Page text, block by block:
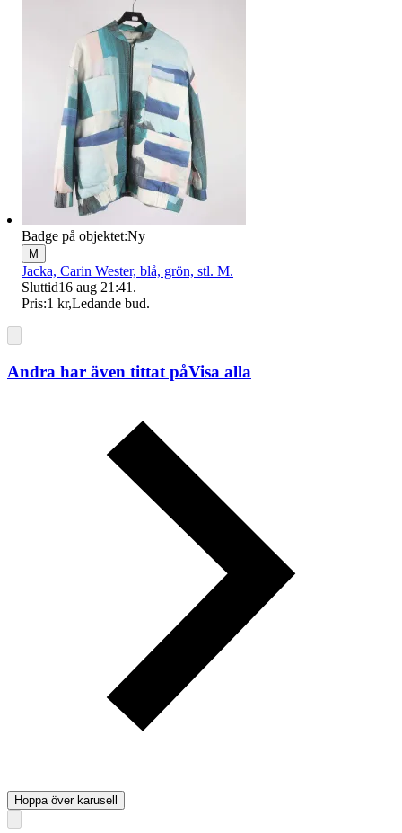
Badge på objektet:Ny
M
Jacka, Carin Wester, blå, grön, stl. M.
Sluttid16 aug 21:41 .
Pris:1 kr,Ledande bud.
Andra har även tittat påVisa alla
Hoppa över karusell